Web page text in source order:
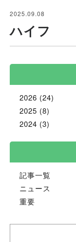
2025.09.08
ハイフ
2026 (24)
2025 (8)
2024 (3)
記事一覧
ニュース
重要